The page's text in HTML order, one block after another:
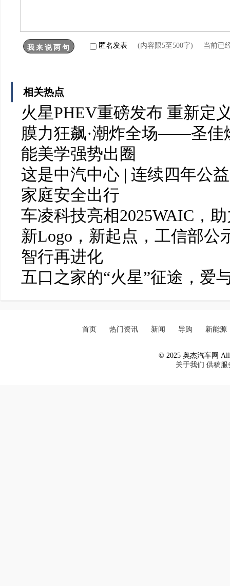
匿名发表 (内容限5至500字) 当前已
相关热点
火星PHEV重磅发布 重新定
膜力狂飙·潮炸全场——圣佳
能美学强势出圈
这是中汽中心 | 连续四年公
家庭安全出行
车凌科技亮相2025WAIC，
新Logo，新起点，工信部公
智行再进化
五口之家的“火星”征途，爱
首页 热门资讯 新闻 导购 新能源
© 2025 奥杰汽车网 All
关于我们 供稿服